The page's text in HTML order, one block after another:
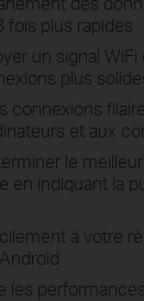
fois plus rapides
un signal WiFi
plus
connexions
et aux
le
en indiquant la
à votre
les